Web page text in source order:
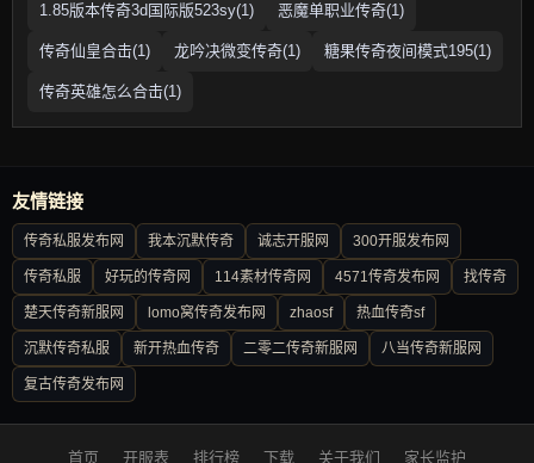
1.85版本传奇3d国际版523sy(1) 恶魔单职业传奇(1)
传奇仙皇合击(1) 龙吟决微变传奇(1) 糖果传奇夜间模式195(1)
传奇英雄怎么合击(1)
友情链接
传奇私服发布网 我本沉默传奇 诚志开服网 300开服发布网
传奇私服 好玩的传奇网 114素材传奇网 4571传奇发布网 找传奇
楚天传奇新服网 lomo窝传奇发布网 zhaosf 热血传奇sf
沉默传奇私服 新开热血传奇 二零二传奇新服网 八当传奇新服网
复古传奇发布网
首页 开服表 排行榜 下载 关于我们 家长监护